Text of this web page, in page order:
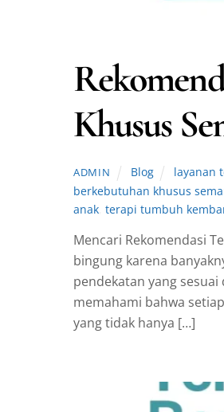
Khusus
ADMIN Blog layanan
berkebutuhan khusus
anak terapi tumbuh
Mencari Rekomendasi
bingung karena
pendekatan yang
memahami bahwa
yang tidak hanya […]